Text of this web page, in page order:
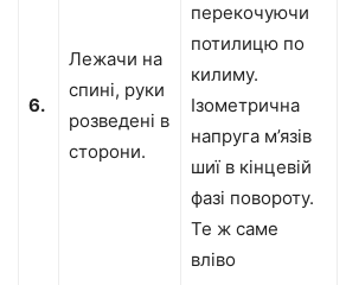
6.
Лежачи на
спині, руки
розведені в
сторони.
перекочуючи
потилицю по
килиму.
Ізометрична
напруга м’язів
шиї в кінцевій
фазі повороту.
Те ж саме
вліво